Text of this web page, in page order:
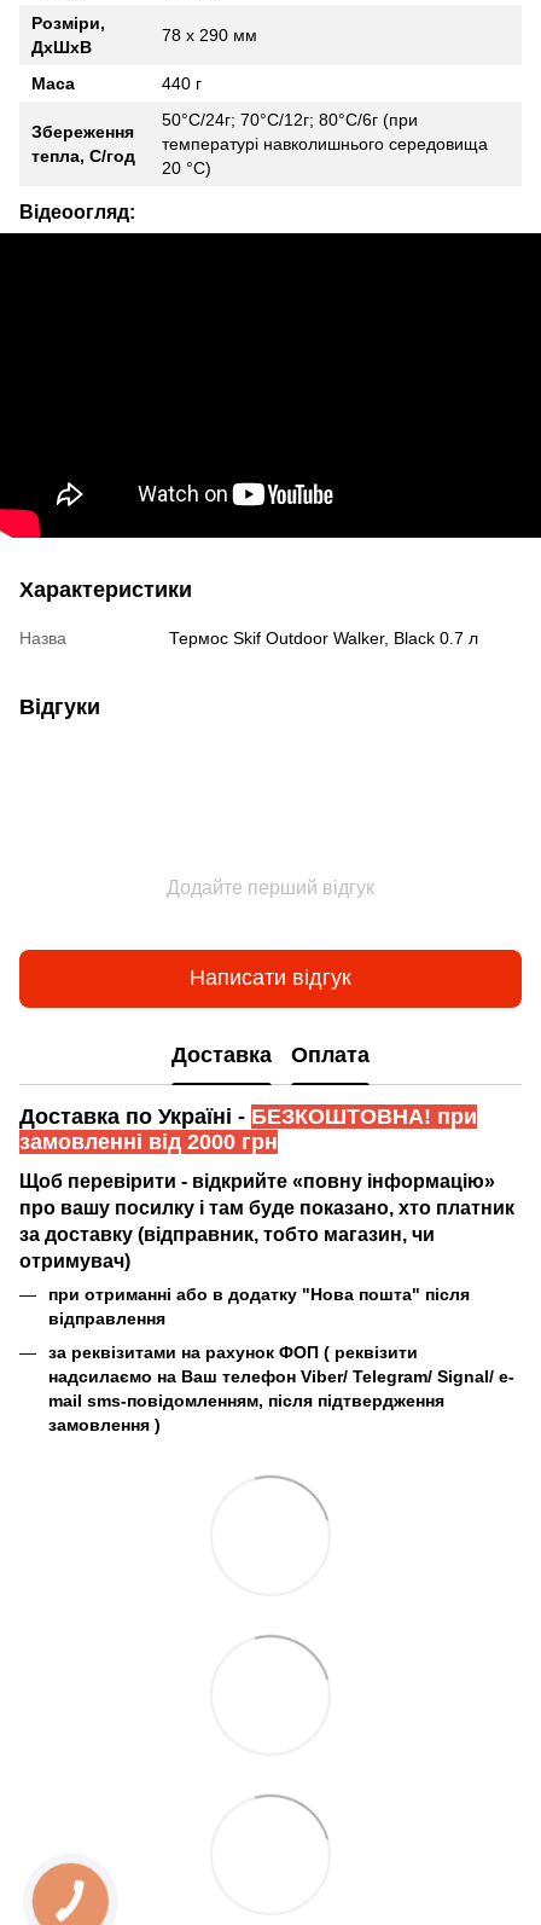
Розміри,
ДхШхВ
78 х 290 мм
Маса 440 г
Збереження
тепла, C/год
50°С/24г; 70°С/12г; 80°С/6г (при
температурі навколишнього середовища
20 °С)
Відеоогляд:
Характеристики
Назва Термос Skif Outdoor Walker, Black 0.7 л
Відгуки
Додайте перший відгук
Написати відгук
Доставка Оплата
Доставка по Україні - БЕЗКОШТОВНА! при
замовленні від 2000 грн
Щоб перевірити - відкрийте «повну інформацію»
про вашу посилку і там буде показано, хто платник
за доставку (відправник, тобто магазин, чи
отримувач)
при отриманні або в додатку "Нова пошта" після
відправлення
за реквізитами на рахунок ФОП ( реквізити
надсилаємо на Ваш телефон Viber/ Telegram/ Signal/ e-
mail sms-повідомленням, після підтвердження
замовлення )